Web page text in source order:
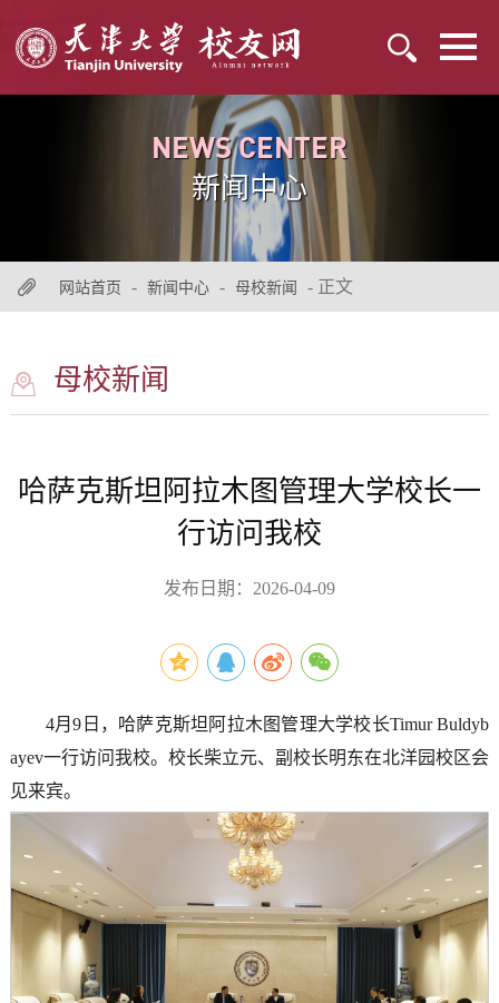
NEWS CENTER
新闻中心
网站首页 - 新闻中心 - 母校新闻 - 正文
母校新闻
哈萨克斯坦阿拉木图管理大学校长一
行访问我校
发布日期：2026-04-09
4月9日，哈萨克斯坦阿拉木图管理大学校长Timur Buldyb
ayev一行访问我校。校长柴立元、副校长明东在北洋园校区会
见来宾。